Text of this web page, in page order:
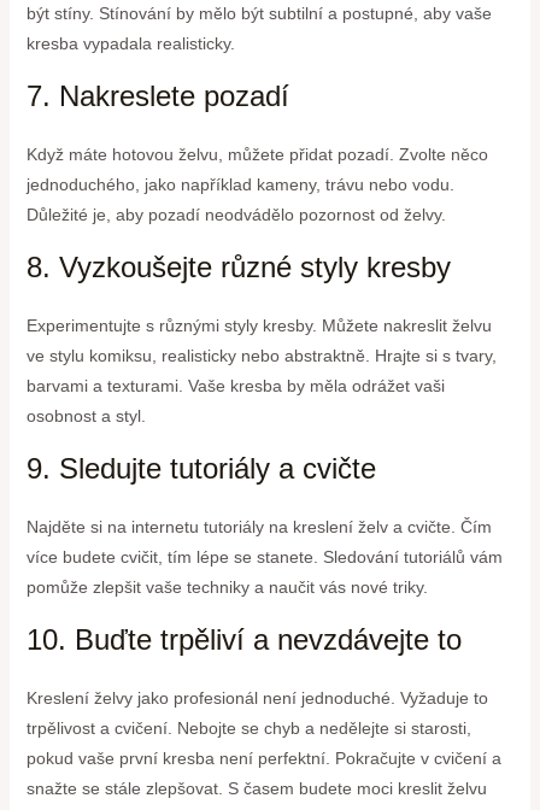
být stíny. Stínování by mělo být subtilní a postupné, aby vaše
kresba vypadala realisticky.
7. Nakreslete pozadí
Když máte hotovou želvu, můžete přidat pozadí. Zvolte něco
jednoduchého, jako například kameny, trávu nebo vodu.
Důležité je, aby pozadí neodvádělo pozornost od želvy.
8. Vyzkoušejte různé styly kresby
Experimentujte s různými styly kresby. Můžete nakreslit želvu
ve stylu komiksu, realisticky nebo abstraktně. Hrajte si s tvary,
barvami a texturami. Vaše kresba by měla odrážet vaši
osobnost a styl.
9. Sledujte tutoriály a cvičte
Najděte si na internetu tutoriály na kreslení želv a cvičte. Čím
více budete cvičit, tím lépe se stanete. Sledování tutoriálů vám
pomůže zlepšit vaše techniky a naučit vás nové triky.
10. Buďte trpěliví a nevzdávejte to
Kreslení želvy jako profesionál není jednoduché. Vyžaduje to
trpělivost a cvičení. Nebojte se chyb a nedělejte si starosti,
pokud vaše první kresba není perfektní. Pokračujte v cvičení a
snažte se stále zlepšovat. S časem budete moci kreslit želvu